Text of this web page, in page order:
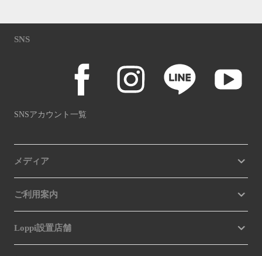
SNS
SNSアカウント一覧
メディア
ご利用案内
Loppi設置店舗